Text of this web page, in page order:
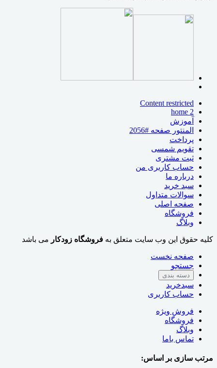
Content restricted
home 2
آموزش
المنتور صفحه #2056
پرداخت
تقویم شمسی
ثبت مشتری
حساب کاربری من
درباره ما
سبد خرید
سوالات متداول
صفحه اصلی
فروشگاه
وبلاگ
کلیه حقوق این وب سایت متعلق به فروشگاه زودکار می باشد
صفحه نخست
جستجو
دسته بندی
سبدخرید
حساب کاربری
فروش ویژه
فروشگاه
وبلاگ
تماس باما
مرتب سازی بر اساس: